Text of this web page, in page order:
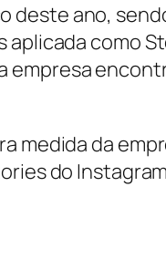
deste ano,
aplicada como
empresa
medida da
do